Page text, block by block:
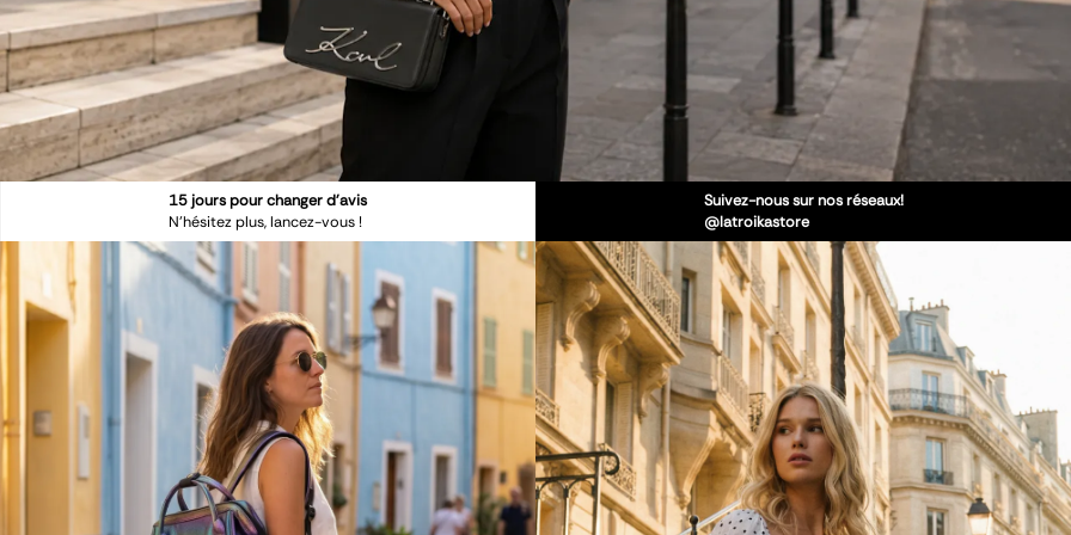
15 jours pour changer d'avis
N'hésitez plus, lancez-vous !
Suivez-nous sur nos réseaux!
@latroikastore